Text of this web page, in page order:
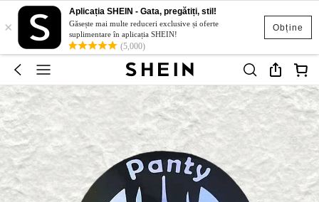
Obține
×
Aplicația SHEIN - Gata, pregătiți, stil!
Găsește mai multe reduceri exclusive și oferte
suplimentare în aplicația SHEIN!
(5,000)